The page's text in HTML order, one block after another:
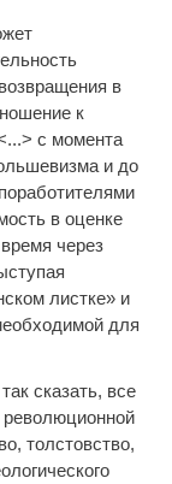
в
к
с момента
и до
в оценке
через
листке» и
для
сказать, все
революционной
толстовство,